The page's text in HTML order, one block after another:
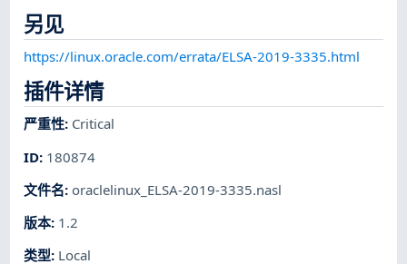
另见
https://linux.oracle.com/errata/ELSA-2019-3335.html
插件详情
严重性: Critical
ID: 180874
文件名: oraclelinux_ELSA-2019-3335.nasl
版本: 1.2
类型: Local